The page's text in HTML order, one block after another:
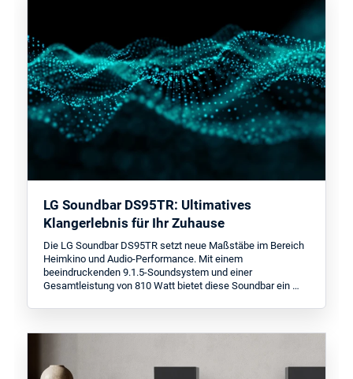
LG Soundbar DS95TR: Ultimatives
Klangerlebnis für Ihr Zuhause
Die LG Soundbar DS95TR setzt neue Maßstäbe im Bereich
Heimkino und Audio-Performance. Mit einem
beeindruckenden 9.1.5-Soundsystem und einer
Gesamtleistung von 810 Watt bietet diese Soundbar ein …